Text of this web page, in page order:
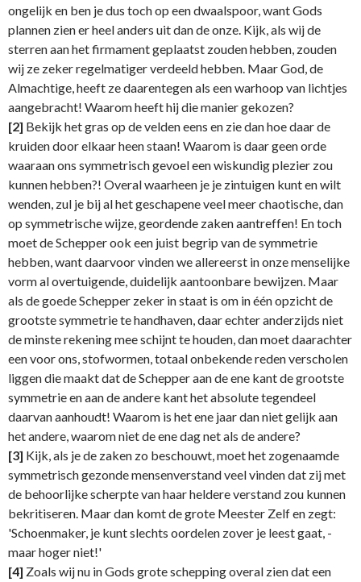
ongelijk en ben je dus toch op een dwaalspoor, want Gods
plannen zien er heel anders uit dan de onze. Kijk, als wij de
sterren aan het firmament geplaatst zouden hebben, zouden
wij ze zeker regelmatiger verdeeld hebben. Maar God, de
Almachtige, heeft ze daarentegen als een warhoop van lichtjes
aangebracht! Waarom heeft hij die manier gekozen?
[2] Bekijk het gras op de velden eens en zie dan hoe daar de
kruiden door elkaar heen staan! Waarom is daar geen orde
waaraan ons symmetrisch gevoel een wiskundig plezier zou
kunnen hebben?! Overal waarheen je je zintuigen kunt en wilt
wenden, zul je bij al het geschapene veel meer chaotische, dan
op symmetrische wijze, geordende zaken aantreffen! En toch
moet de Schepper ook een juist begrip van de symmetrie
hebben, want daarvoor vinden we allereerst in onze menselijke
vorm al overtuigende, duidelijk aantoonbare bewijzen. Maar
als de goede Schepper zeker in staat is om in één opzicht de
grootste symmetrie te handhaven, daar echter anderzijds niet
de minste rekening mee schijnt te houden, dan moet daarachter
een voor ons, stofwormen, totaal onbekende reden verscholen
liggen die maakt dat de Schepper aan de ene kant de grootste
symmetrie en aan de andere kant het absolute tegendeel
daarvan aanhoudt! Waarom is het ene jaar dan niet gelijk aan
het andere, waarom niet de ene dag net als de andere?
[3] Kijk, als je de zaken zo beschouwt, moet het zogenaamde
symmetrisch gezonde mensenverstand veel vinden dat zij met
de behoorlijke scherpte van haar heldere verstand zou kunnen
bekritiseren. Maar dan komt de grote Meester Zelf en zegt:
'Schoenmaker, je kunt slechts oordelen zover je leest gaat, -
maar hoger niet!'
[4] Zoals wij nu in Gods grote schepping overal zien dat een